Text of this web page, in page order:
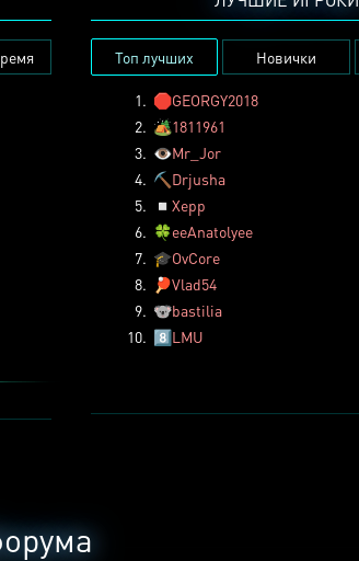
Топ лучших Новички
1. 🛑GEORGY2018
2. 🏕️1811961
3. 👁️Mr_Jor
4. ⛏️ Drjusha
5.
◽ Xepp
6. 🍀eeAnatolyee
7. 🎓OvCore
8.
🏓Vlad54
9. 🐨bastilia
10. 8️⃣LMU